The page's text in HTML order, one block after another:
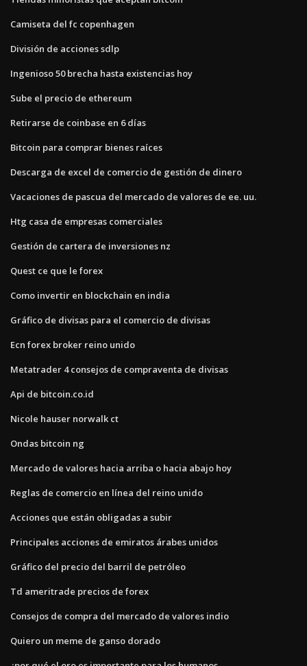
Camiseta del fc copenhagen
División de acciones sdlp
Ingenioso 50 brecha hasta existencias hoy
Sube el precio de ethereum
Retirarse de coinbase en 6 días
Bitcoin para comprar bienes raíces
Descarga de excel de comercio de gestión de dinero
Vacaciones de pascua del mercado de valores de ee. uu.
Htg casa de empresas comerciales
Gestión de cartera de inversiones nz
Quest ce que le forex
Como invertir en blockchain en india
Gráfico de divisas para el comercio de divisas
Ecn forex broker reino unido
Metatrader 4 consejos de compraventa de divisas
Api de bitcoin.co.id
Nicole hauser norwalk ct
Ondas bitcoin ng
Mercado de valores hacia arriba o hacia abajo hoy
Reglas de comercio en línea del reino unido
Acciones que están obligadas a subir
Principales acciones de emiratos árabes unidos
Gráfico del precio del barril de petróleo
Td ameritrade precios de forex
Consejos de compra del mercado de valores indio
Quiero un meme de ganso dorado